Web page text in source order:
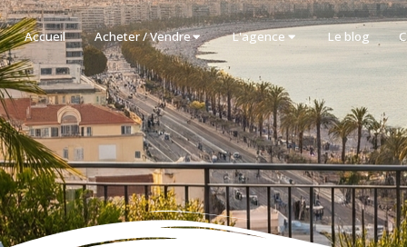
Accueil Acheter / Vendre L'agence Le blog